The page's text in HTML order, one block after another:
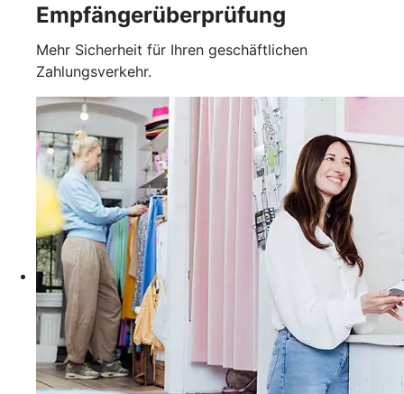
Empfängerüberprüfung
Mehr Sicherheit für Ihren geschäftlichen
Zahlungsverkehr.